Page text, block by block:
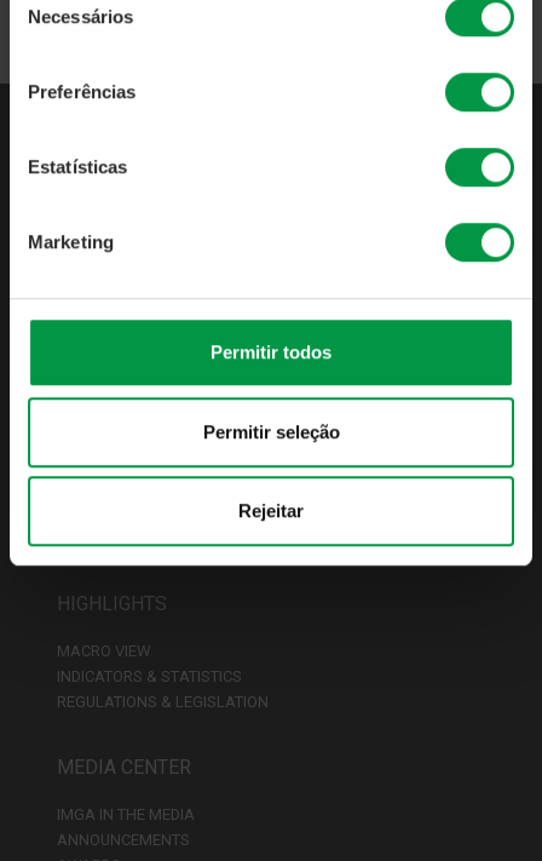
Necessários
Preferências
Estatísticas
Marketing
Permitir todos
Permitir seleção
Rejeitar
Back
ABOUT IMGA
BUSINESS INDICATORS
POLICIES & PROCEDURES
IMGA PODCASTS
CONTACT INFORMATION
FUND LIST
HIGHLIGHTS
MACRO VIEW
INDICATORS & STATISTICS
REGULATIONS & LEGISLATION
MEDIA CENTER
IMGA IN THE MEDIA
ANNOUNCEMENTS